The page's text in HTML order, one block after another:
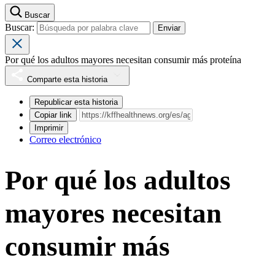
Buscar
Buscar:
Por qué los adultos mayores necesitan consumir más proteína
Comparte esta historia
Republicar esta historia
Copiar link
Imprimir
Correo electrónico
Por qué los adultos
mayores necesitan
consumir más